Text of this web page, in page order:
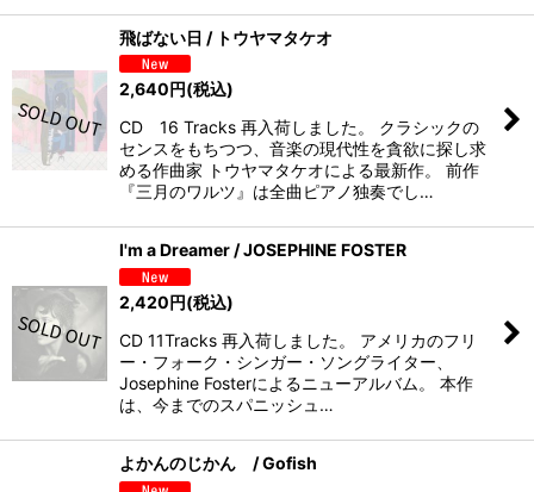
飛ばない日 / トウヤマタケオ
2,640円(税込)
CD 16 Tracks 再入荷しました。 クラシックの
センスをもちつつ、音楽の現代性を貪欲に探し求
める作曲家 トウヤマタケオによる最新作。 前作
『三月のワルツ』は全曲ピアノ独奏でし…
I'm a Dreamer / JOSEPHINE FOSTER
2,420円(税込)
CD 11Tracks 再入荷しました。 アメリカのフリ
ー・フォーク・シンガー・ソングライター、
Josephine Fosterによるニューアルバム。 本作
は、今までのスパニッシュ…
よかんのじかん / Gofish